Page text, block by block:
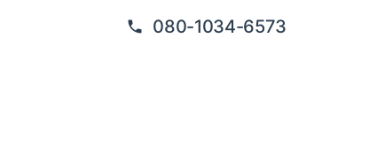
080-1034-6573